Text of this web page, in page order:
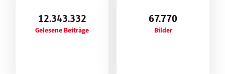
12.343.332
Gelesene Beiträge
67.770
Bilder